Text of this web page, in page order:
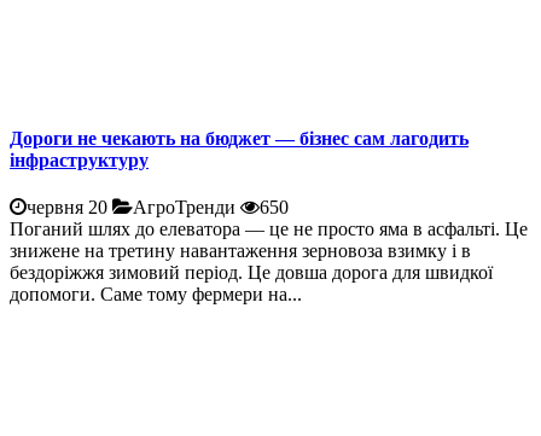
Дороги не чекають на бюджет — бізнес сам лагодить
інфраструктуру
червня 20 АгроТренди
650
Поганий шлях до елеватора — це не просто яма в асфальті. Це
знижене на третину навантаження зерновоза взимку і в
бездоріжжя зимовий період. Це довша дорога для швидкої
допомоги. Саме тому фермери на...